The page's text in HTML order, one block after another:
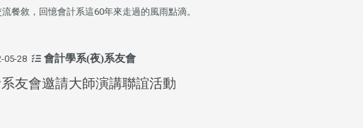
餐敘，回憶會計系這60年來走過的風雨點滴。
05-28 會計學系(夜)系友會
友會邀請大師演講聯誼活動